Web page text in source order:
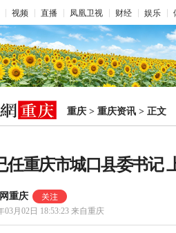
视频 直播 凤凰卫视 财经 娱乐
重庆 > 重庆资讯 > 正文
任重庆市城口县委书记
重庆
03月02日 18:53:23 来自重庆